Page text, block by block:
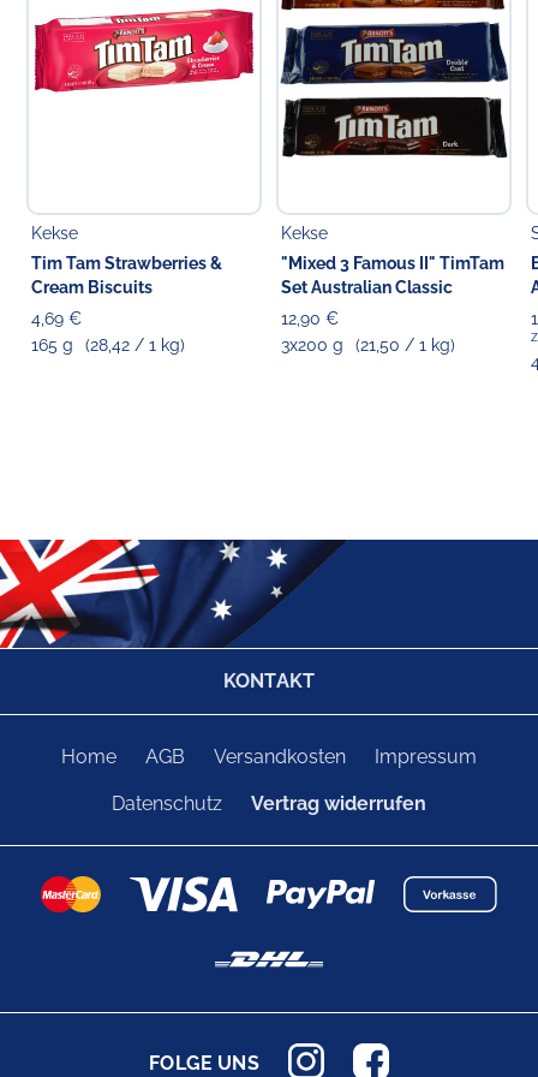
22769 Hamburg
Kekse
Tim Tam Strawberries &
Cream Biscuits
4,69 €
165 g
(28,42 / 1 kg)
Kekse
"Mixed 3 Famous II" TimTam
Set Australian Classic
12,90 €
3x200 g
(21,50 / 1 kg)
KONTAKT
Home AGB Versandkosten Impressum
Datenschutz Vertrag widerrufen
FOLGE UNS